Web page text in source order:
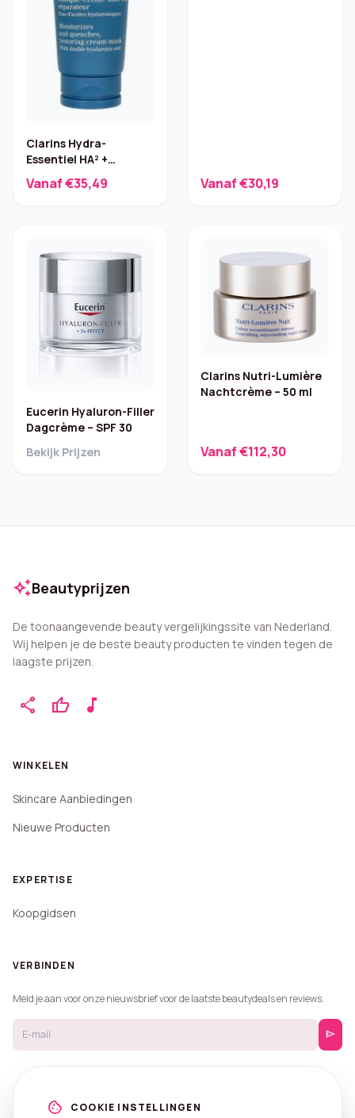
Clarins Hydra-
Essentiel HA² +
Ceramides – 75 ml
Vanaf €35,49 Vanaf €30,19
Eucerin Hyaluron-Filler
Dagcrème – SPF 30
Bekijk Prijzen
Clarins Nutri-Lumière
Nachtcrème – 50 ml
Vanaf €112,30
auto_awesomeBeautyprijzen
De toonaangevende beauty vergelijkingssite van Nederland.
Wij helpen je de beste beauty producten te vinden tegen de
laagste prijzen.
share thumb_up music_note
WINKELEN
Skincare Aanbiedingen
Nieuwe Producten
EXPERTISE
Koopgidsen
VERBINDEN
Meld je aan voor onze nieuwsbrief voor de laatste beautydeals en reviews.
send
cookie COOKIE INSTELLINGEN